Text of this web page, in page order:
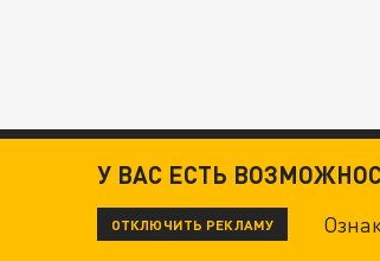
У ВАС ЕСТЬ
ОТКЛЮЧИТЬ РЕКЛАМУ